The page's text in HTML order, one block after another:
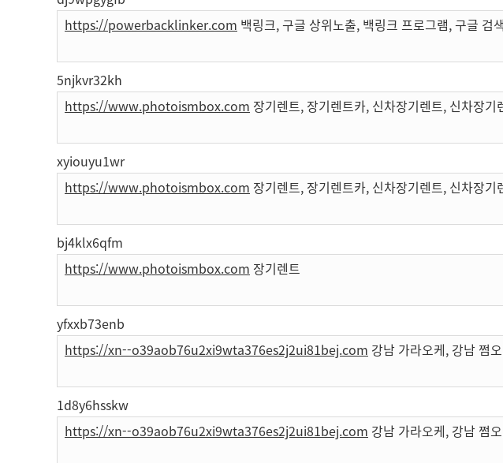
https://powerbacklinker.com 백링크, 구글 상위노출, 백링크 프로그램, 구글 검
5njkvr32kh
https://www.photoismbox.com 장기렌트, 장기렌트카, 신차장기렌트, 신차장
xyiouyu1wr
https://www.photoismbox.com 장기렌트, 장기렌트카, 신차장기렌트, 신차장
bj4klx6qfm
https://www.photoismbox.com 장기렌트
yfxxb73enb
https://xn--o39aob76u2xi9wta376es2j2ui81bej.com 강남 가라오케, 강남 쩜
1d8y6hsskw
https://xn--o39aob76u2xi9wta376es2j2ui81bej.com 강남 가라오케, 강남 쩜